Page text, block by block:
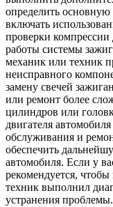
определить
включать
проверки компрессии
работы системы
механик или техник
неисправного
замену свечей
или ремонт более
цилиндров или
двигателя
обслуживания и
обеспечить
автомобиля. Если у
рекомендуется,
техник выполнил
устранения проблемы.